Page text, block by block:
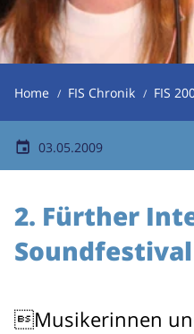
Home FIS Chronik FIS
03.05.2009
2. Fürther
Soundfestival
Musikerinnen